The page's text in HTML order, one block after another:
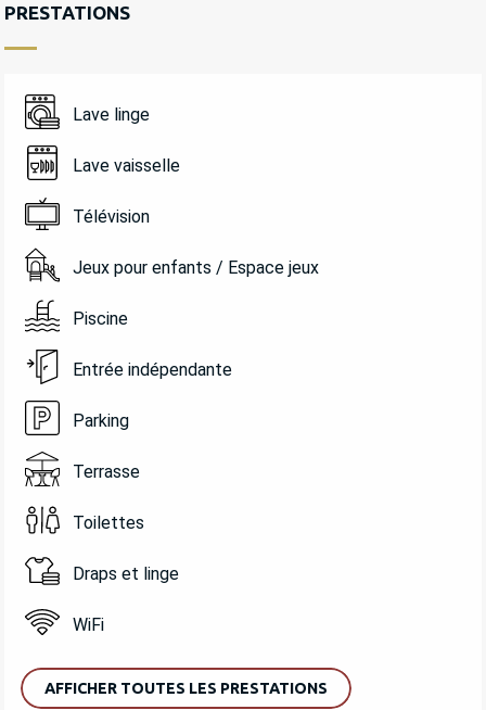
PRESTATIONS
Lave linge
Lave vaisselle
Télévision
Jeux pour enfants / Espace jeux
Piscine
Entrée indépendante
Parking
Terrasse
Toilettes
Draps et linge
WiFi
AFFICHER TOUTES LES PRESTATIONS